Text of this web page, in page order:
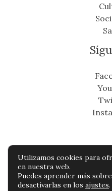
Copyright © Todos
Utilizamos cookies para
en nuestra web.
Puedes aprender más
desactivarlas en los ajustes.